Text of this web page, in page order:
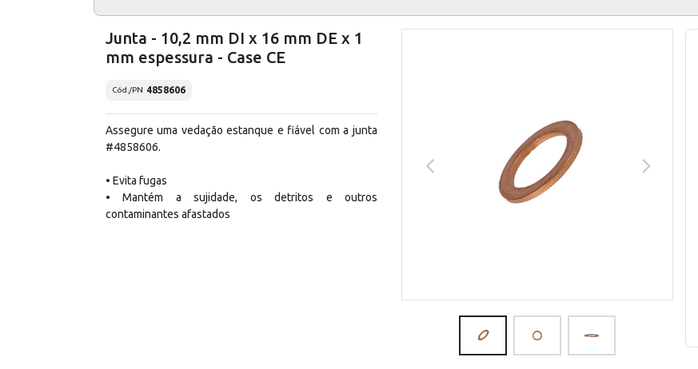
Junta - 10,2 mm DI x 16 mm DE x 1
mm espessura - Case CE
Cód./PN 4858606
Assegure uma vedação estanque e fiável com a junta
#4858606.
• Evita fugas
• Mantém a sujidade, os detritos e outros
contaminantes afastados